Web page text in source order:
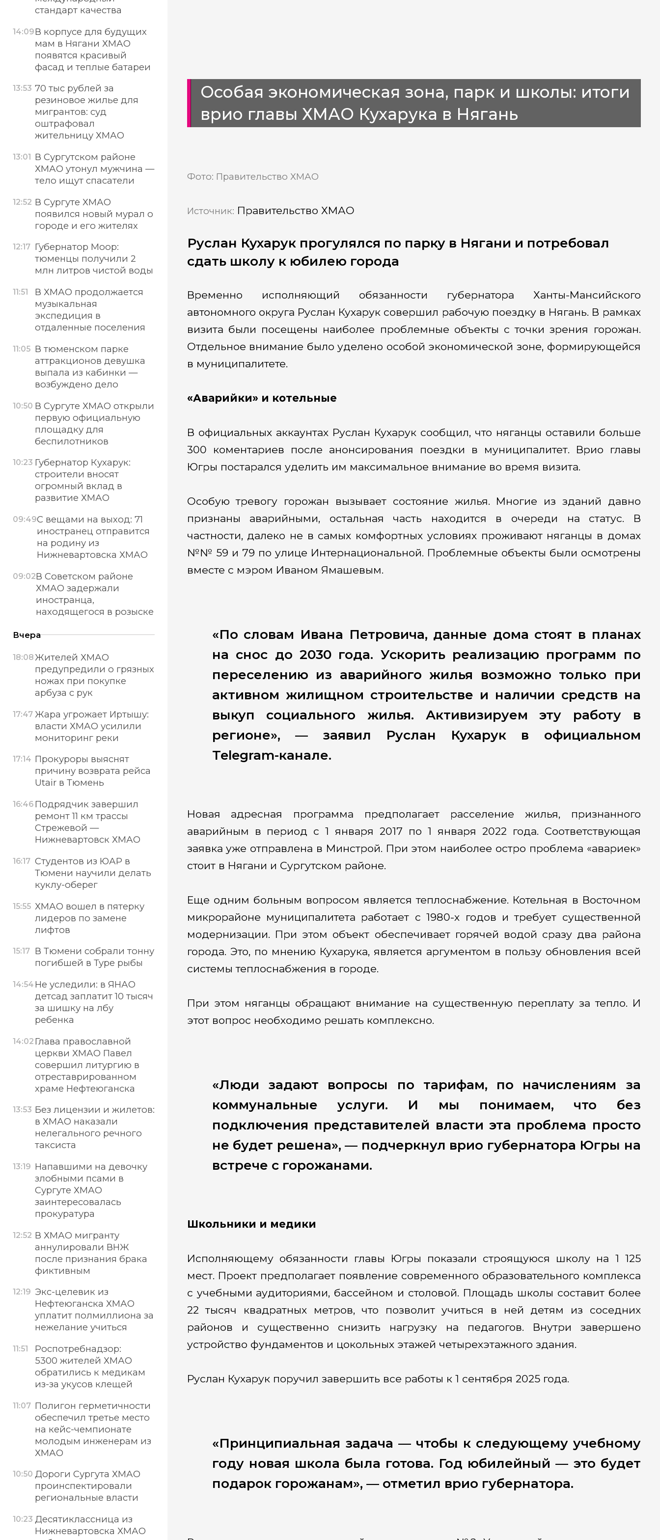
Особая экономическая зона, парк и школы: итоги
врио главы ХМАО Кухарука в Нягань
Фото: Правительство ХМАО
Источник: Правительство ХМАО
Руслан Кухарук прогулялся по парку в Нягани и потребовал
сдать школу к юбилею города
Временно исполняющий обязанности губернатора Ханты-Мансийского
автономного округа Руслан Кухарук совершил рабочую поездку в Нягань. В рамках
визита были посещены наиболее проблемные объекты с точки зрения горожан.
Отдельное внимание было уделено особой экономической зоне, формирующейся
в муниципалитете.
«Аварийки» и котельные
В официальных аккаунтах Руслан Кухарук сообщил, что няганцы оставили больше
300 коментариев после анонсирования поездки в муниципалитет. Врио главы
Югры постарался уделить им максимальное внимание во время визита.
Особую тревогу горожан вызывает состояние жилья. Многие из зданий давно
признаны аварийными, остальная часть находится в очереди на статус. В
частности, далеко не в самых комфортных условиях проживают няганцы в домах
№№ 59 и 79 по улице Интернациональной. Проблемные объекты были осмотрены
вместе с мэром Иваном Ямашевым.
«По словам Ивана Петровича, данные дома стоят в планах
на снос до 2030 года. Ускорить реализацию программ по
переселению из аварийного жилья возможно только при
активном жилищном строительстве и наличии средств на
выкуп социального жилья. Активизируем эту работу в
регионе», — заявил Руслан Кухарук в официальном
Telegram-канале.
Новая адресная программа предполагает расселение жилья, признанного
аварийным в период с 1 января 2017 по 1 января 2022 года. Соответствующая
заявка уже отправлена в Минстрой. При этом наиболее остро проблема «авариек»
стоит в Нягани и Сургутском районе.
Еще одним больным вопросом является теплоснабжение. Котельная в Восточном
микрорайоне муниципалитета работает с 1980-х годов и требует существенной
модернизации. При этом объект обеспечивает горячей водой сразу два района
города. Это, по мнению Кухарука, является аргументом в пользу обновления всей
системы теплоснабжения в городе.
При этом няганцы обращают внимание на существенную переплату за тепло. И
этот вопрос необходимо решать комплексно.
«Люди задают вопросы по тарифам, по начислениям за
коммунальные услуги. И мы понимаем, что без
подключения представителей власти эта проблема просто
не будет решена», — подчеркнул врио губернатора Югры на
встрече с горожанами.
Школьники и медики
Исполняющему обязанности главы Югры показали строящуюся школу на 1 125
мест. Проект предполагает появление современного образовательного комплекса
с учебными аудиториями, бассейном и столовой. Площадь школы составит более
22 тысяч квадратных метров, что позволит учиться в ней детям из соседних
районов и существенно снизить нагрузку на педагогов. Внутри завершено
устройство фундаментов и цокольных этажей четырехэтажного здания.
Руслан Кухарук поручил завершить все работы к 1 сентября 2025 года.
«Принципиальная задача — чтобы к следующему учебному
году новая школа была готова. Год юбилейный — это будет
подарок горожанам», — отметил врио губернатора.
стандарт качества
14:09В корпусе для будущих
мам в Нягани ХМАО
появятся красивый
фасад и теплые батареи
13:53 70 тыс рублей за
резиновое жилье для
мигрантов: суд
оштрафовал
жительницу ХМАО
13:01 В Сургутском районе
ХМАО утонул мужчина —
тело ищут спасатели
12:52 В Сургуте ХМАО
появился новый мурал о
городе и его жителях
12:17 Губернатор Моор:
тюменцы получили 2
млн литров чистой воды
11:51
В ХМАО продолжается
музыкальная
экспедиция в
отдаленные поселения
11:05 В тюменском парке
аттракционов девушка
выпала из кабинки —
возбуждено дело
10:50 В Сургуте ХМАО открыли
первую официальную
площадку для
беспилотников
10:23 Губернатор Кухарук:
строители вносят
огромный вклад в
развитие ХМАО
09:49С вещами на выход: 71
иностранец отправится
на родину из
Нижневартовска ХМАО
09:02В Советском районе
ХМАО задержали
иностранца,
находящегося в розыске
Вчера
18:08Жителей ХМАО
предупредили о грязных
ножах при покупке
арбуза с рук
17:47 Жара угрожает Иртышу:
власти ХМАО усилили
мониторинг реки
17:14 Прокуроры выяснят
причину возврата рейса
Utair в Тюмень
16:46 Подрядчик завершил
ремонт 11 км трассы
Стрежевой —
Нижневартовск ХМАО
16:17 Студентов из ЮАР в
Тюмени научили делать
куклу-оберег
15:55 ХМАО вошел в пятерку
лидеров по замене
лифтов
15:17 В Тюмени собрали тонну
погибшей в Туре рыбы
14:54 Не уследили: в ЯНАО
детсад заплатит 10 тысяч
за шишку на лбу
ребенка
14:02 Глава православной
церкви ХМАО Павел
совершил литургию в
отреставрированном
храме Нефтеюганска
13:53 Без лицензии и жилетов:
в ХМАО наказали
нелегального речного
таксиста
13:19 Напавшими на девочку
злобными псами в
Сургуте ХМАО
заинтересовалась
прокуратура
12:52 В ХМАО мигранту
аннулировали ВНЖ
после признания брака
фиктивным
12:19 Экс-целевик из
Нефтеюганска ХМАО
уплатит полмиллиона за
нежелание учиться
11:51
Роспотребнадзор:
5300 жителей ХМАО
обратились к медикам
из-за укусов клещей
11:07 Полигон герметичности
обеспечил третье место
на кейс-чемпионате
молодым инженерам из
ХМАО
10:50 Дороги Сургута ХМАО
проинспектировали
региональные власти
10:23 Десятиклассница из
Нижневартовска ХМАО